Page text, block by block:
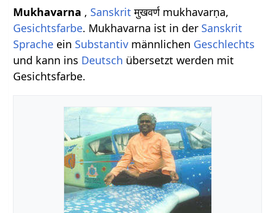
Mukhavarna , Sanskrit मुखवर्ण mukhavarṇa,
Gesichtsfarbe. Mukhavarna ist in der Sanskrit
Sprache ein Substantiv männlichen Geschlechts
und kann ins Deutsch übersetzt werden mit
Gesichtsfarbe.